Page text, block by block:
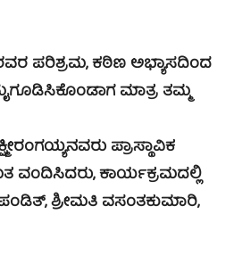
ಪರಿಶ್ರಮ, ಕಠಿಣ ಅಭ್ಯಾಸದಿಂದ
ಮಾತ್ರ ತಮ್ಮ
ಪ್ರಾಸ್ಥಾವಿಕ
ವಂದಿಸಿದರು, ಕಾರ್ಯಕ್ರಮದಲ್ಲಿ
ಶ್ರೀಮತಿ ವಸಂತಕುಮಾರಿ,